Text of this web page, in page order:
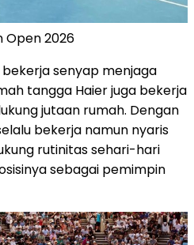
Open 2026
senyap menjaga
tangga Haier juga bekerja
jutaan rumah. Dengan
bekerja namun nyaris
rutinitas sehari-hari
sebagai pemimpin